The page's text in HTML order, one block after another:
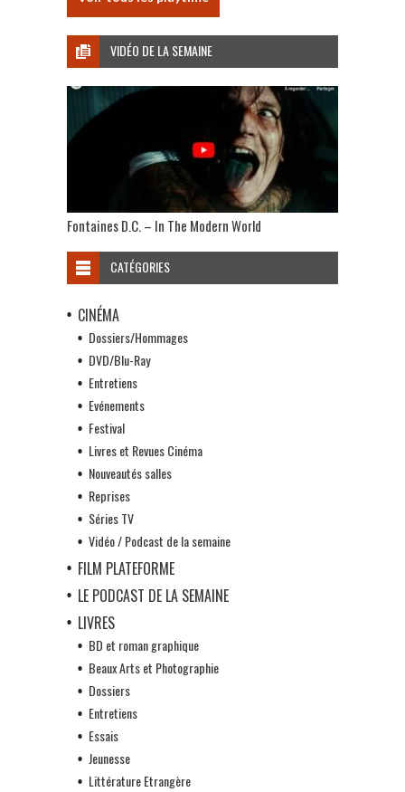
VIDÉO DE LA SEMAINE
Fontaines D.C. – In The Modern World
CATÉGORIES
CINÉMA
Dossiers/Hommages
DVD/Blu-Ray
Entretiens
Evénements
Festival
Livres et Revues Cinéma
Nouveautés salles
Reprises
Séries TV
Vidéo / Podcast de la semaine
FILM PLATEFORME
LE PODCAST DE LA SEMAINE
LIVRES
BD et roman graphique
Beaux Arts et Photographie
Dossiers
Entretiens
Essais
Jeunesse
Littérature Etrangère